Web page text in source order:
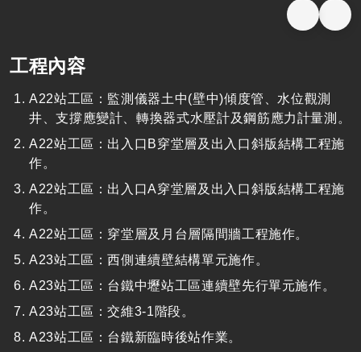
工程內容
A22站工區：監測儀器土中(壁中)傾度管、水位觀測
井、支撐應變計、轉換器式水壓計及鋼筋應力計量測。
A22站工區：出入口B穿堂層及出入口斜版結構工程施
作。
A22站工區：出入口A穿堂層及出入口斜版結構工程施
作。
A22站工區：穿堂層及月台層隔間牆工程施作。
A23站工區：西側連續壁結構單元施作。
A23站工區：台鐵中壢站工區連續壁先行單元施作。
A23站工區：交維3-1階段。
A23站工區：台鐵新臨時後站作業。